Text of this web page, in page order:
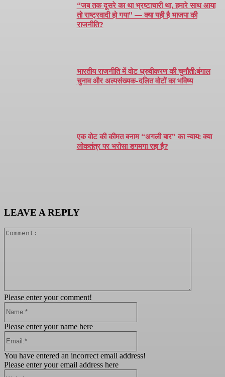
“जब तक दूसरे का था भ्रष्टाचारी था, हमारे साथ आया
तो राष्ट्रवादी हो गया” — क्या यही है भाजपा की
राजनीति?
भारतीय राजनीति में वोट ध्रुवीकरण की चुनौती:बंगाल
चुनाव और अल्पसंख्यक-दलित वोटों का भविष्य
एक वोट की कीमत बनाम “अगली बार” का न्याय: क्या
लोकतंत्र पर भरोसा डगमगा रहा है?
LEAVE A REPLY
Please enter your comment!
Please enter your name here
You have entered an incorrect email address!
Please enter your email address here